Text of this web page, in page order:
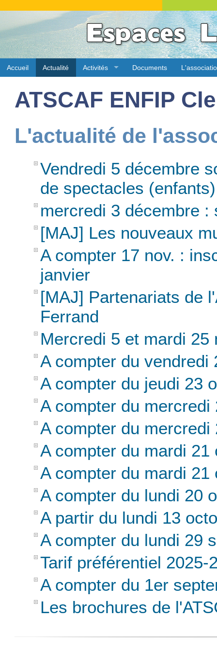
Accueil Actualité Activités Documents
ATSCAF ENFIP
L'actualité de
Vendredi 5 décembre
de spectacles (enfants)
mercredi 3 décembre
[MAJ] Les nouveaux
A compter 17 nov. :
janvier
[MAJ] Partenariats de
Ferrand
Mercredi 5 et mardi
A compter du vendredi
A compter du jeudi 23
A compter du
A compter du
A compter du mardi
A compter du mardi
A compter du lundi 20
A partir du lundi 13
A compter du lundi 29
Tarif préférentiel
A compter du 1er
Les brochures de